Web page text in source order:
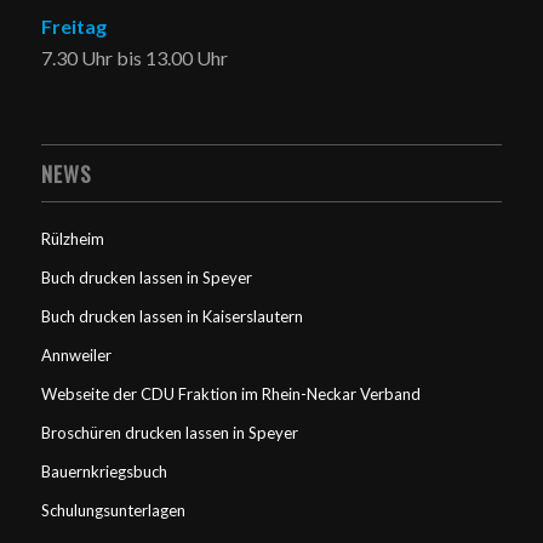
Freitag
7.30 Uhr bis 13.00 Uhr
NEWS
Rülzheim
Buch drucken lassen in Speyer
Buch drucken lassen in Kaiserslautern
Annweiler
Webseite der CDU Fraktion im Rhein-Neckar Verband
Broschüren drucken lassen in Speyer
Bauernkriegsbuch
Schulungsunterlagen